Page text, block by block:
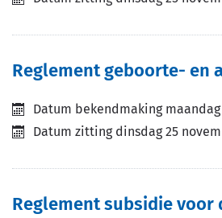
Reglement geboorte- en
Datum bekendmakingmaandag
Datum zittingdinsdag 25
Reglement subsidie voor